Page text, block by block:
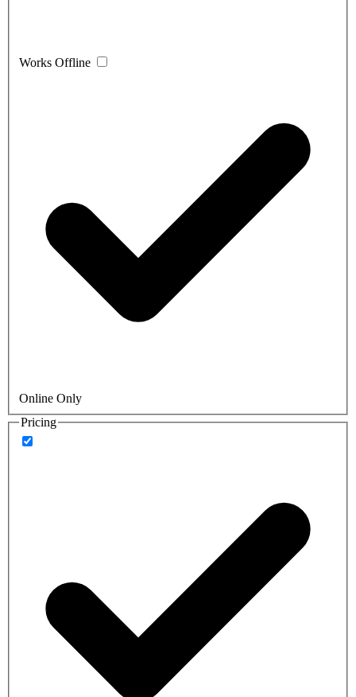
Works Offline
Online Only
Pricing